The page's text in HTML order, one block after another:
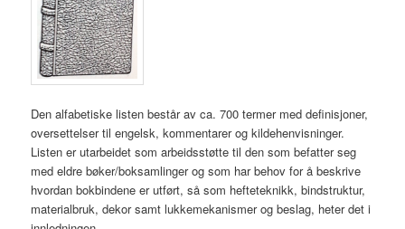
Den alfabetiske listen består av ca. 700 termer med definisjoner,
oversettelser til engelsk, kommentarer og kildehenvisninger.
Listen er utarbeidet som arbeidsstøtte til den som befatter seg
med eldre bøker/boksamlinger og som har behov for å beskrive
hvordan bokbindene er utført, så som hefteteknikk, bindstruktur,
materialbruk, dekor samt lukkemekanismer og beslag, heter det i